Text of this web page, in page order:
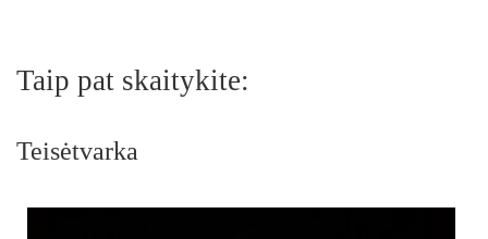
Taip pat skaitykite:
Teisėtvarka